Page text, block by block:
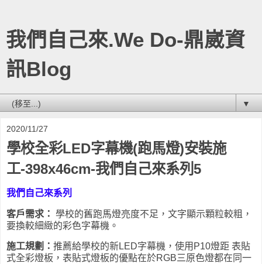
我們自己來.We Do-鼎崴資
訊Blog
▼
2020/11/27
學校全彩LED字幕機(跑馬燈)安裝施
工-398x46cm-我們自己來系列5
我們自己來系列
客戶需求： 學校的舊跑馬燈亮度不足，文字顯示顆粒較粗，
要換較細緻的彩色字幕機。
施工規劃： 推薦給學校的新LED字幕機，使用P10燈距 表貼
式全彩燈板，表貼式燈板的優點在於RGB三原色燈都在同一